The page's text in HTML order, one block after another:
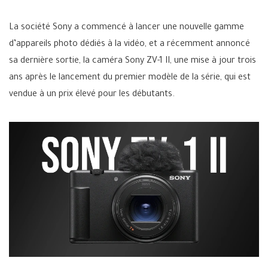
La société Sony a commencé à lancer une nouvelle gamme
d’appareils photo dédiés à la vidéo, et a récemment annoncé
sa dernière sortie, la caméra Sony ZV-1 II, une mise à jour trois
ans après le lancement du premier modèle de la série, qui est
vendue à un prix élevé pour les débutants.